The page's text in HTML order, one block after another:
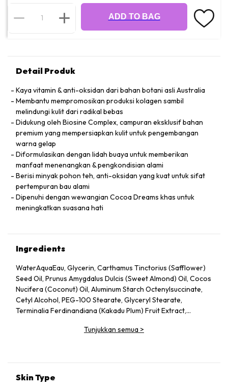
ADD TO BAG
Detail Produk
Kaya vitamin & anti-oksidan dari bahan botani asli Australia
Membantu mempromosikan produksi kolagen sambil
melindungi kulit dari radikal bebas
Didukung oleh Biosine Complex, campuran eksklusif bahan
premium yang mempersiapkan kulit untuk pengembangan
warna gelap
Diformulasikan dengan lidah buaya untuk memberikan
manfaat menenangkan & pengkondisian alami
Berisi minyak pohon teh, anti-oksidan yang kuat untuk sifat
pertempuran bau alami
Dipenuhi dengan wewangian Cocoa Dreams khas untuk
meningkatkan suasana hati
Ingredients
WaterAquaEau, Glycerin, Carthamus Tinctorius (Safflower)
Seed Oil, Prunus Amygdalus Dulcis (Sweet Almond) Oil, Cocos
Nucifera (Coconut) Oil, Aluminum Starch Octenylsuccinate,
Cetyl Alcohol, PEG-100 Stearate, Glyceryl Stearate,
Terminalia Ferdinandiana (Kakadu Plum) Fruit Extract,
Benzoate, Glyceryl Dilaurate, Dimethicone, Carbomer,
Fragrance (Parfum), Coumarin, Linalool, Benzyl Alcohol,
Tunjukkan semua >
Skin Type